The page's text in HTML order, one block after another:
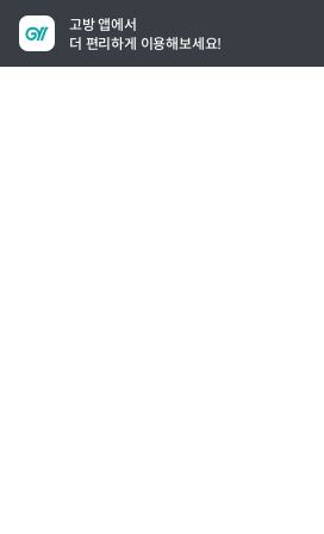
고방 앱에서
더 편리하게 이용해보세요!